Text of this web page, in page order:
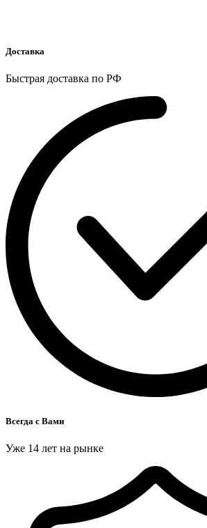
Доставка
Быстрая доставка по РФ
Всегда с Вами
Уже 14 лет на рынке